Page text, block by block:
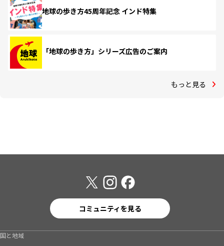
地球の歩き方45周年記念 インド特集
「地球の歩き方」シリーズ広告のご案内
もっと見る
コミュニティを見る
国と地域